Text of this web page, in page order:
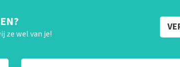
ze wel van je!